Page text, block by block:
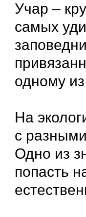
Учар –
самых
одному
На
с
Одно из
попасть